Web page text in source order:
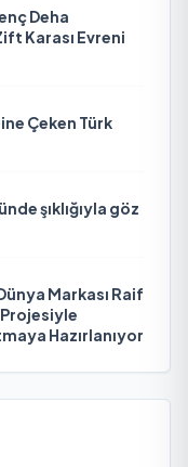
Deha
Karası Evreni
Çeken Türk
şıklığıyla göz
Markası Raif
Hazırlanıyor